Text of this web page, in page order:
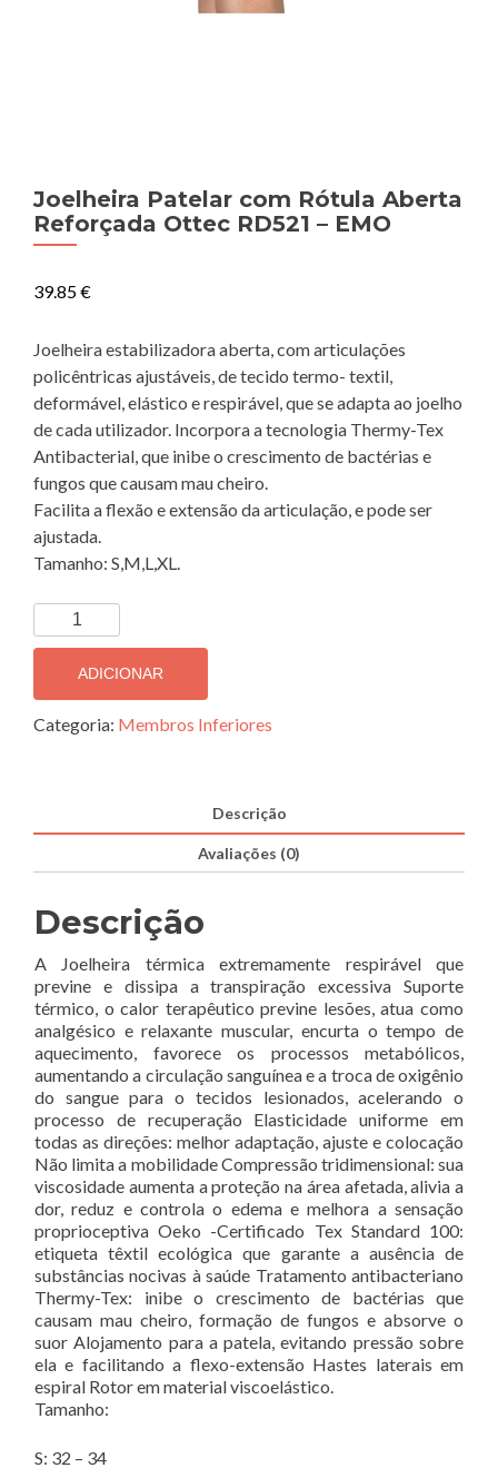
Joelheira Patelar com Rótula Aberta
Reforçada Ottec RD521 – EMO
39.85€
Joelheira estabilizadora aberta, com articulações
policêntricas ajustáveis, de tecido termo- textil,
deformável, elástico e respirável, que se adapta ao joelho
de cada utilizador. Incorpora a tecnologia Thermy-Tex
Antibacterial, que inibe o crescimento de bactérias e
fungos que causam mau cheiro.
Facilita a flexão e extensão da articulação, e pode ser
ajustada.
Tamanho: S,M,L,XL.
Quantidade
de
Joelheira
Patelar
com
Ottec
EMO
ADICIONAR
Categoria: Membros Inferiores
Descrição
Avaliações (0)
Descrição
A Joelheira térmica extremamente respirável que
previne e dissipa a transpiração excessiva Suporte
térmico, o calor terapêutico previne lesões, atua como
analgésico e relaxante muscular, encurta o tempo de
aquecimento, favorece os processos metabólicos,
aumentando a circulação sanguínea e a troca de oxigênio
do sangue para o tecidos lesionados, acelerando o
processo de recuperação Elasticidade uniforme em
todas as direções: melhor adaptação, ajuste e colocação
Não limita a mobilidade Compressão tridimensional: sua
viscosidade aumenta a proteção na área afetada, alivia a
dor, reduz e controla o edema e melhora a sensação
proprioceptiva Oeko -Certificado Tex Standard 100:
etiqueta têxtil ecológica que garante a ausência de
substâncias nocivas à saúde Tratamento antibacteriano
Thermy-Tex: inibe o crescimento de bactérias que
causam mau cheiro, formação de fungos e absorve o
suor Alojamento para a patela, evitando pressão sobre
ela e facilitando a flexo-extensão Hastes laterais em
espiral Rotor em material viscoelástico.
Tamanho:
S: 32 – 34